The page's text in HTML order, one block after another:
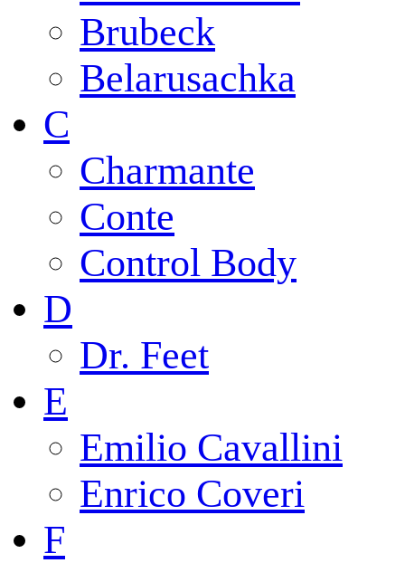
Brubeck
Belarusachka
C
Charmante
Conte
Control Body
D
Dr. Feet
E
Emilio Cavallini
Enrico Coveri
F